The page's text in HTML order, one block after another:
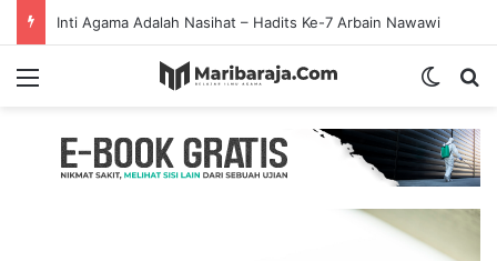
Inti Agama Adalah Nasihat – Hadits Ke-7 Arbain Nawawi